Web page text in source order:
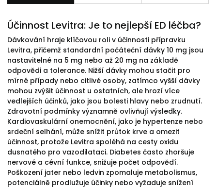
Účinnost Levitra: Je to nejlepší ED léčba?
Dávkování hraje klíčovou roli v účinnosti přípravku
Levitra, přičemž standardní počáteční dávky 10 mg jsou
nastavitelné na 5 mg nebo až 20 mg na základě
odpovědi a tolerance. Nižší dávky mohou stačit pro
mírné případy nebo citlivé osoby, zatímco vyšší dávky
mohou zvýšit účinnost u ostatních, ale hrozí více
vedlejších účinků, jako jsou bolesti hlavy nebo zrudnutí.
Zdravotní podmínky významně ovlivňují výsledky.
Kardiovaskulární onemocnění, jako je hypertenze nebo
srdeční selhání, může snížit průtok krve a omezit
účinnost, protože Levitra spoléhá na cesty oxidu
dusnatého pro vazodilataci. Diabetes často zhoršuje
nervové a cévní funkce, snižuje počet odpovědí.
Poškození jater nebo ledvin zpomaluje metabolismus,
potenciálně prodlužuje účinky nebo vyžaduje snížení